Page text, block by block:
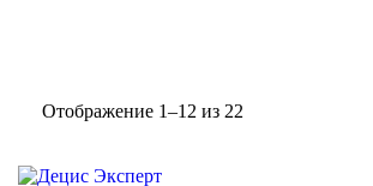
Отображение 1–12 из 22